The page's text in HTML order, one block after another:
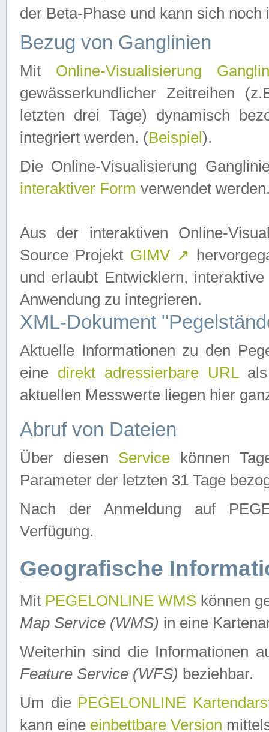
der Beta-Phase und kann sich noch
Bezug von Ganglinien
Mit Online-Visualisierung
gewässerkundlicher Zeitreihen
letzten drei Tage) dynamisch
integriert werden. (Beispiel ).
Die Online-Visualisierung
interaktiver Form verwendet
Aus der interaktiven Online-
Source Projekt GIMV ↗
und erlaubt Entwicklern,
Anwendung zu integrieren.
XML-Dokument
Aktuelle Informationen zu den
eine direkt adressierbare URLals
aktuellen Messwerte liegen hier
Abruf von Dateien
Über diesen Service können
Parameter der letzten 31 Tage
Nach der Anmeldung auf
Verfügung.
Geografische
Mit PEGELONLINE WMS können
Map Service (WMS) in eine
Weiterhin sind die Informationen
Feature Service (WFS) beziehbar.
Um die PEGELONLINE
kann eine einbettbare Version